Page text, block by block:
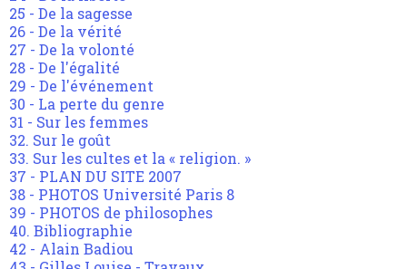
25 - De la sagesse
26 - De la vérité
27 - De la volonté
28 - De l'égalité
29 - De l'événement
30 - La perte du genre
31 - Sur les femmes
32. Sur le goût
33. Sur les cultes et la « religion. »
37 - PLAN DU SITE 2007
38 - PHOTOS Université Paris 8
39 - PHOTOS de philosophes
40. Bibliographie
42 - Alain Badiou